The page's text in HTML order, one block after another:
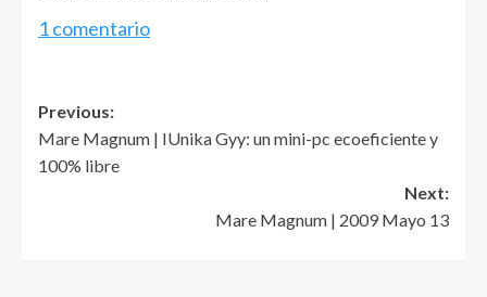
1 comentario
Post
navigation
Previous:
Mare Magnum | IUnika Gyy: un mini-pc ecoeficiente y
100% libre
Next:
Mare Magnum | 2009 Mayo 13